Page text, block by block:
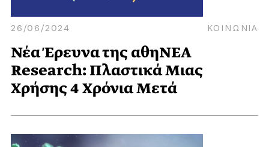
26/06/2024 ΚΟΙΝΩΝΙΑ
Νέα Έρευνα της αθηΝΕΑ
Research: Πλαστικά Μιας
Χρήσης 4 Χρόνια Μετά